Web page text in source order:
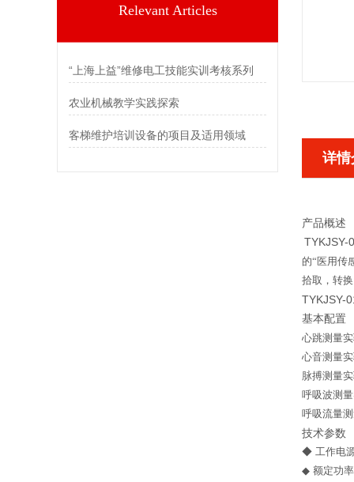
Relevant Articles
“上海上益”维修电工技能实训考核系列
农业机械教学实践探索
客梯维护培训设备的项目及适用领域
详
产品概述
TYKJSY-
的“医用传
拾取，转
TYKJSY-
基本配置
心跳测量
心音测量
脉搏测量
呼吸波测
呼吸流量
技术参数
◆ 工作电
◆ 额定功